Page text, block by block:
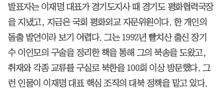
발표자는 이재명 대표가 경기도지사 때 경기도 평화협력국장
을 지냈고, 지금은 국회 평화외교 자문위원이다. 한 개인의
돌출 발언이라 보기 어렵다. 그는 1992년 빨치산 출신 장기
수 이인모의 구술을 정리한 책을 통해 그의 북송을 도왔고,
취재와 각종 교류를 구실로 북한을 100회 이상 방문했다. 그
런 인물이 이재명 대표 핵심 조직의 대북 정책을 맡고 있다.